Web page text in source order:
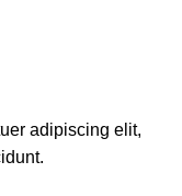
adipiscing elit,